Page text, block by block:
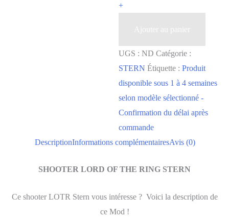
+
Ajouter au panier
UGS :ND Catégorie :
STERN Étiquette :Produit
disponible sous 1 à 4 semaines
selon modèle sélectionné -
Confirmation du délai après
commande
DescriptionInformations complémentairesAvis (0)
SHOOTER LORD OF THE RING STERN
Ce shooter LOTR Stern vous intéresse ? Voici la description de
ce Mod !